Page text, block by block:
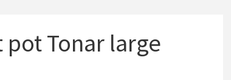
Tonar large